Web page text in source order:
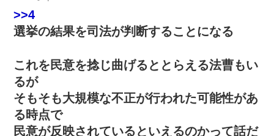
>>4
選挙の結果を司法が判断することになる
これを民意を捻じ曲げるととらえる法曹もい
るが
そもそも大規模な不正が行われた可能性があ
る時点で
民意が反映されているといえるのかって話だ